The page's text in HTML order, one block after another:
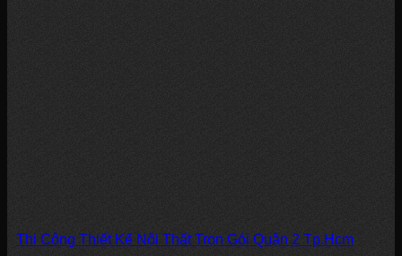
Thi Công Thiết Kế Nội Thất Trọn Gói Quận 2 Tp.Hcm